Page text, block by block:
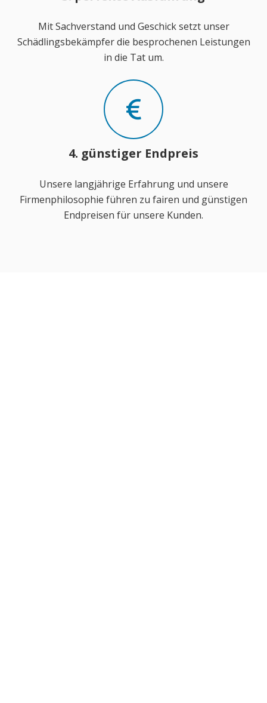
Mit Sachverstand und Geschick setzt unser
Schädlingsbekämpfer die besprochenen Leistungen
in die Tat um.
4. günstiger Endpreis
Unsere langjährige Erfahrung und unsere
Firmenphilosophie führen zu fairen und günstigen
Endpreisen für unsere Kunden.